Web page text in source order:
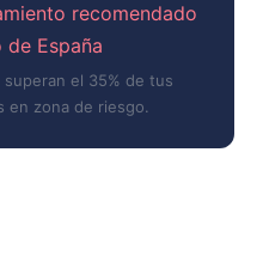
recomendado
de España
el 35% de tus
en zona de riesgo.